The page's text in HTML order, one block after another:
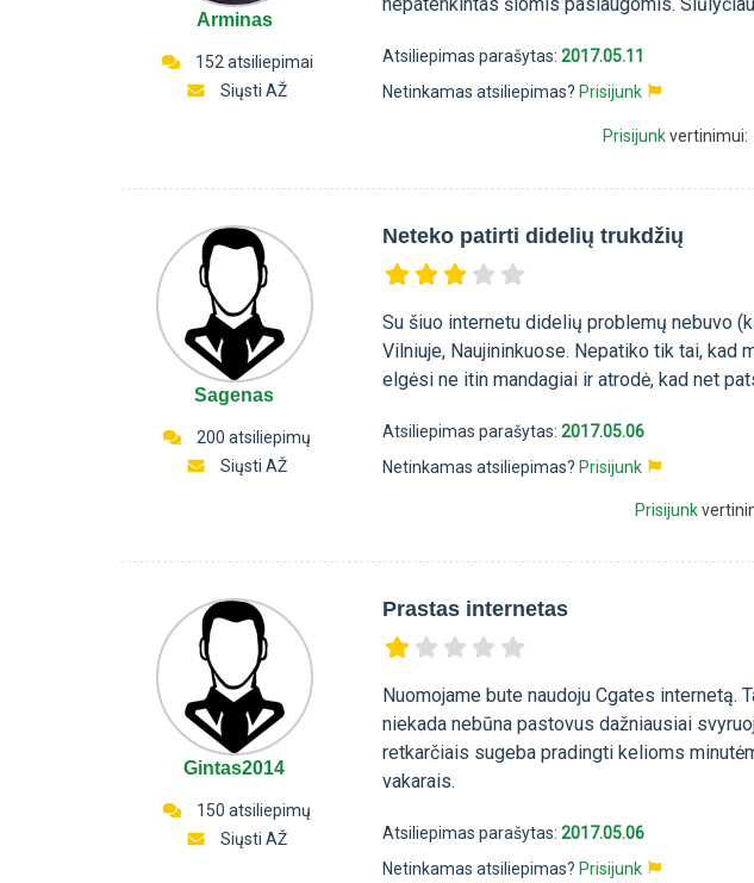
Arminas
152 atsiliepimai
Siųsti AŽ
Atsiliepimas parašytas:2017.05.11
Netinkamas atsiliepimas? Prisijunk
Prisijunkvertinimui:
Sagenas
200 atsiliepimų
Siųsti AŽ
Neteko patirti didelių trukdžių
Su šiuo internetu didelių problemų nebuvo
Vilniuje, Naujininkuose. Nepatiko tik tai, kad
elgėsi ne itin mandagiai ir atrodė, kad net
Atsiliepimas parašytas:2017.05.06
Netinkamas atsiliepimas? Prisijunk
Prisijunk
Gintas2014
150 atsiliepimų
Siųsti AŽ
Prastas internetas
Nuomojame bute naudoju Cgates internetą.
niekada nebūna pastovus dažniausiai
retkarčiais sugeba pradingti kelioms
vakarais.
Atsiliepimas parašytas:2017.05.06
Netinkamas atsiliepimas?Prisijunk